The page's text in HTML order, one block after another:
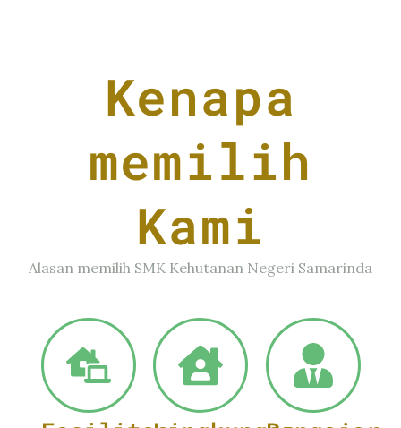
Kenapa
memilih
Kami
Alasan memilih SMK Kehutanan Negeri Samarinda